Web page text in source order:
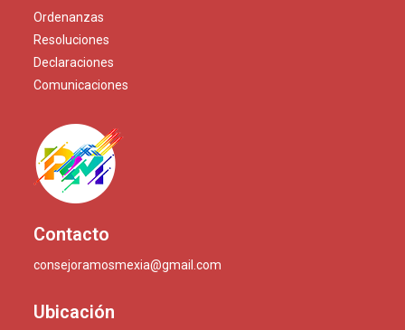
Ordenanzas
Resoluciones
Declaraciones
Comunicaciones
Contacto
consejoramosmexia@gmail.com
Ubicación